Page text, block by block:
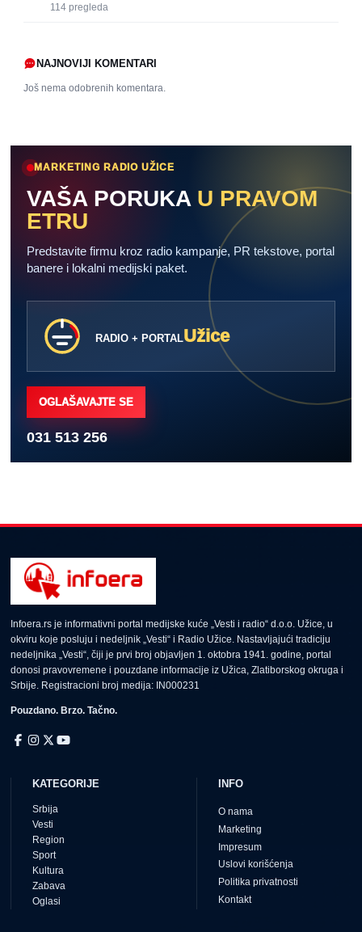
114 pregleda
NAJNOVIJI KOMENTARI
Još nema odobrenih komentara.
MARKETING RADIO UŽICE
VAŠA PORUKA U PRAVOM
ETRU
Predstavite firmu kroz radio kampanje, PR tekstove, portal
banere i lokalni medijski paket.
RADIO + PORTALUžice
OGLAŠAVAJTE SE
031 513 256
Infoera.rs je informativni portal medijske kuće „Vesti i radio“ d.o.o. Užice, u
okviru koje posluju i nedeljnik „Vesti“ i Radio Užice. Nastavljajući tradiciju
nedeljnika „Vesti“, čiji je prvi broj objavljen 1. oktobra 1941. godine, portal
donosi pravovremene i pouzdane informacije iz Užica, Zlatiborskog okruga i
Srbije. Registracioni broj medija: IN000231
Pouzdano. Brzo. Tačno.
KATEGORIJE
Srbija
Vesti
Region
Sport
Kultura
Zabava
Oglasi
INFO
O nama
Marketing
Impresum
Uslovi korišćenja
Politika privatnosti
Kontakt